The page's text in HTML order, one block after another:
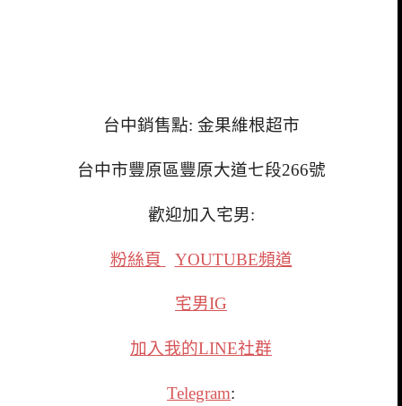
台中銷售點: 金果維根超市
台中市豐原區豐原大道七段266號
歡迎加入宅男:
粉絲頁 YOUTUBE頻道
宅男IG
加入我的LINE社群
Telegram: